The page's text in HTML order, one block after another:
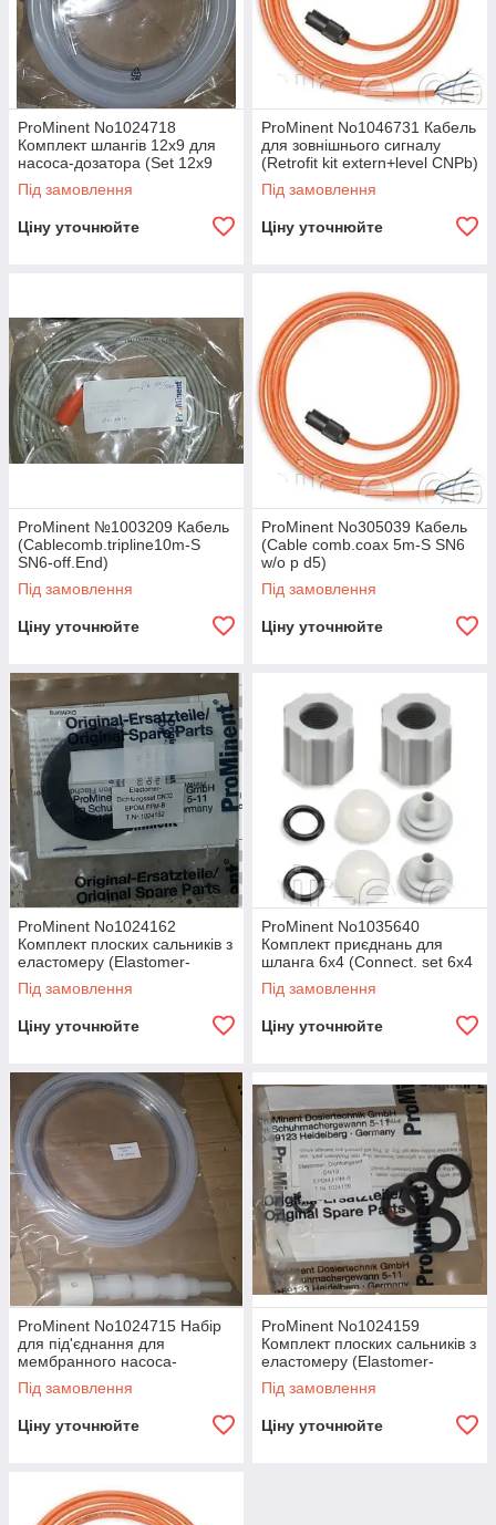
ProMinent No1024718
Комплект шлангів 12х9 для
насоса-дозатора (Set 12x9
PVT)
Під замовлення
Ціну уточнюйте
ProMinent No1046731 Кабель
для зовнішнього сигналу
(Retrofit kit extern+level CNPb)
Під замовлення
Ціну уточнюйте
ProMinent №1003209 Кабель
(Cablecomb.tripline10m-S
SN6-off.End)
Під замовлення
Ціну уточнюйте
ProMinent No305039 Кабель
(Cable comb.coax 5m-S SN6
w/o p d5)
Під замовлення
Ціну уточнюйте
ProMinent No1024162
Комплект плоских сальників з
еластомеру (Elastomer-
gasket-set DN32 EPDM, FPM-
B)
Під замовлення
Ціну уточнюйте
ProMinent No1035640
Комплект приєднань для
шланга 6х4 (Connect. set 6x4
Mg PVT)
Під замовлення
Ціну уточнюйте
ProMinent No1024715 Набір
для під'єднання для
мембранного насоса-
дозатора (Set 6x4 neutral
PVT)
Під замовлення
Ціну уточнюйте
ProMinent No1024159
Комплект плоских сальників з
еластомеру (Elastomer-
gasket-set DN10 EPDM, FPM-
B)
Під замовлення
Ціну уточнюйте